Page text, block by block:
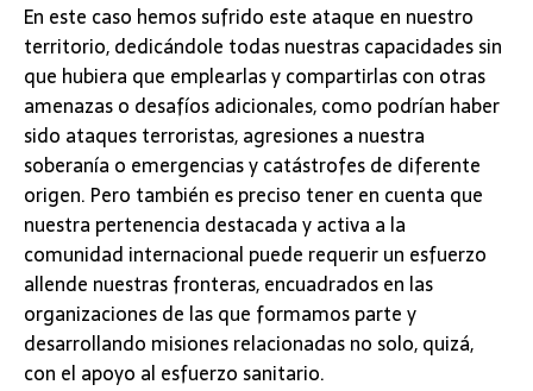
En este caso hemos sufrido este ataque en nuestro
territorio, dedicándole todas nuestras capacidades sin
que hubiera que emplearlas y compartirlas con otras
amenazas o desafíos adicionales, como podrían haber
sido ataques terroristas, agresiones a nuestra
soberanía o emergencias y catástrofes de diferente
origen. Pero también es preciso tener en cuenta que
nuestra pertenencia destacada y activa a la
comunidad internacional puede requerir un esfuerzo
allende nuestras fronteras, encuadrados en las
organizaciones de las que formamos parte y
desarrollando misiones relacionadas no solo, quizá,
con el apoyo al esfuerzo sanitario.